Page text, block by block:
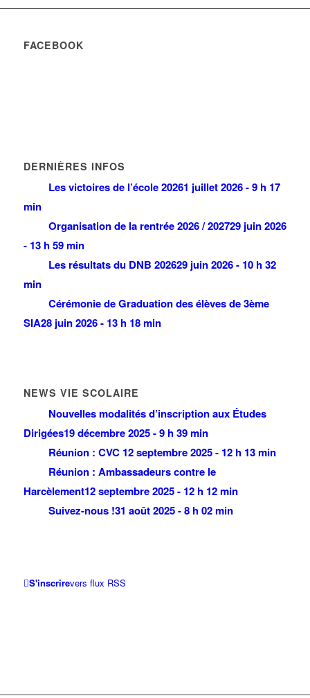
FACEBOOK
DERNIÈRES INFOS
Les victoires de l’école 20261 juillet 2026 - 9 h 17
min
Organisation de la rentrée 2026 / 202729 juin 2026
- 13 h 59 min
Les résultats du DNB 202629 juin 2026 - 10 h 32
min
Cérémonie de Graduation des élèves de 3ème
SIA28 juin 2026 - 13 h 18 min
NEWS VIE SCOLAIRE
Nouvelles modalités d’inscription aux Études
Dirigées19 décembre 2025 - 9 h 39 min
Réunion : CVC 12 septembre 2025 - 12 h 13 min
Réunion : Ambassadeurs contre le
Harcèlement12 septembre 2025 - 12 h 12 min
Suivez-nous !31 août 2025 - 8 h 02 min
S'inscrirevers flux RSS